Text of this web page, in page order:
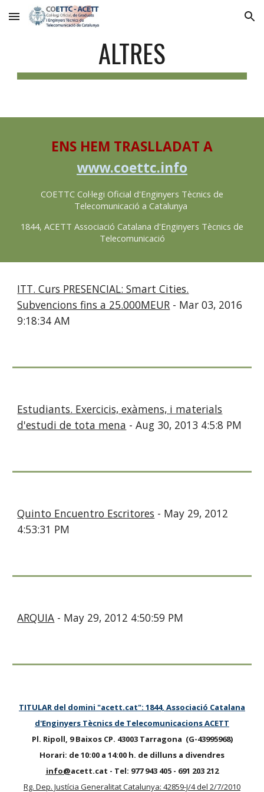
Skip to main content Skip to navigation
ALTRES
ENS HEM TRASLLADAT A
www.coettc.info
COETTC Col·legi Oficial d'Enginyers Tècnics de
Telecomunicació a Catalunya
1844, ACETT Associació Catalana d'Enginyers Tècnics de
Telecomunicació
ITT. Curs PRESENCIAL: Smart Cities.
Subvencions fins a 25.000MEUR - Mar 03, 2016
9:18:34 AM
Estudiants. Exercicis, exàmens, i materials
d'estudi de tota mena - Aug 30, 2013 4:5:8 PM
Quinto Encuentro Escritores - May 29, 2012
4:53:31 PM
ARQUIA - May 29, 2012 4:50:59 PM
TITULAR del domini "acett.cat": 1844, Associació Catalana
d'Enginyers Tècnics de Telecomunicacions ACETT
Pl. Ripoll, 9 Baixos CP. 43003 Tarragona (G-43995968)
Horari: de 10:00 a 14:00 h. de dilluns a divendres
info@acett.cat - Tel: 977 943 405 - 691 203 212
Rg. Dep. Justícia Generalitat Catalunya: 42859-J/4 del 2/7/2010